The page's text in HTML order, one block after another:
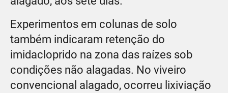
Experimentos em colunas de solo
também indicaram retenção do
imidacloprido na zona das raízes sob
condições não alagadas. No viveiro
convencional alagado, ocorreu lixiviação